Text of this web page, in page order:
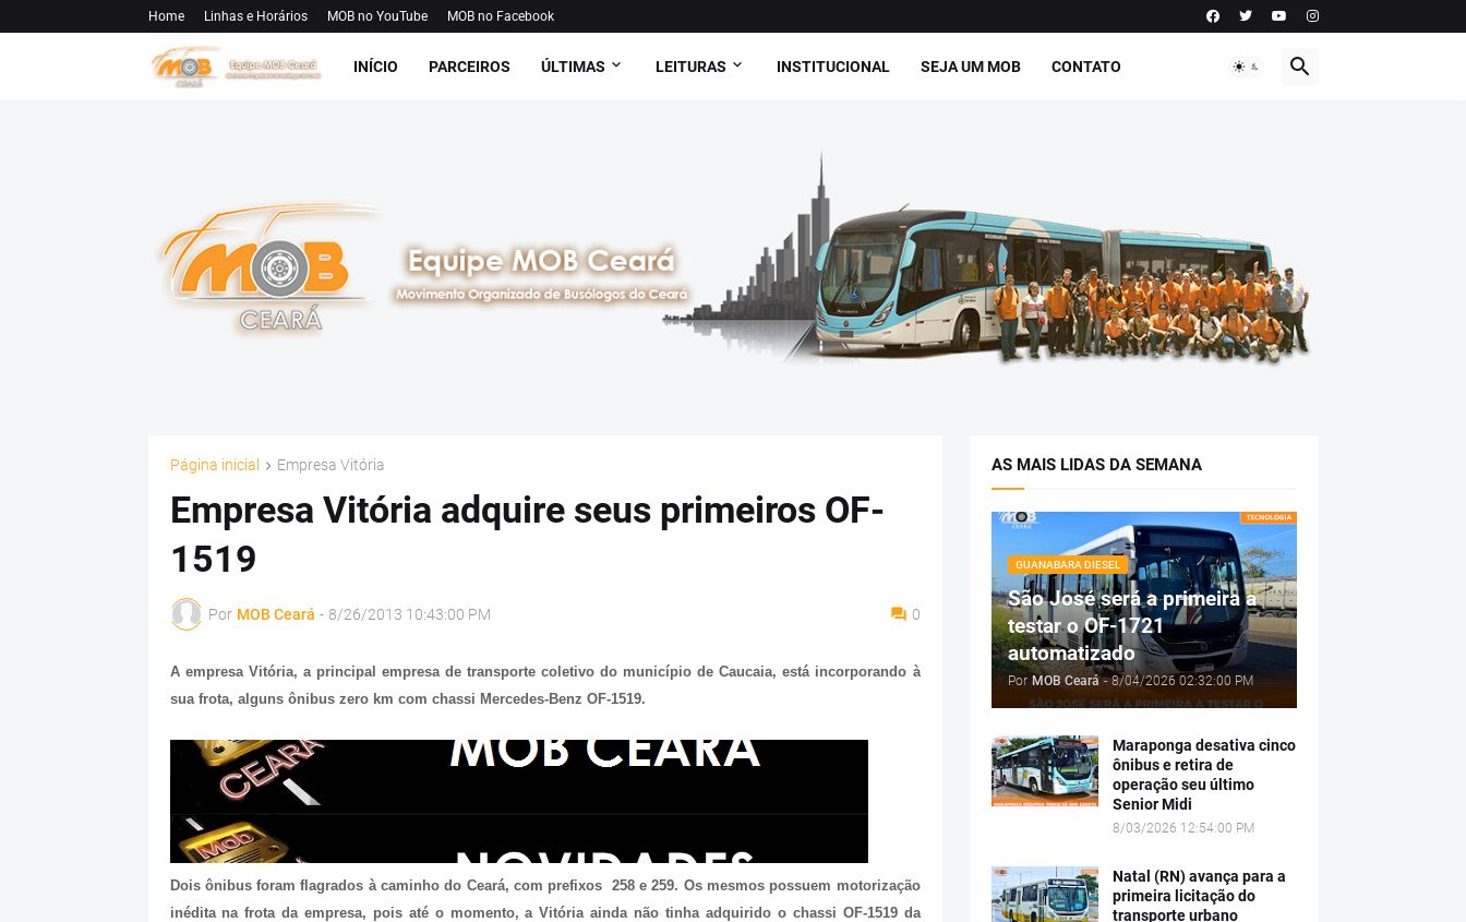
Home Linhas e Horários MOB no YouTube MOB no Facebook
INÍCIO PARCEIROS ÚLTIMAS LEITURAS INSTITUCIONAL SEJA UM MOB CONTATO
Página inicial Empresa Vitória
Empresa Vitória adquire seus primeiros OF-
1519
Por MOB Ceará - 8/26/2013 10:43:00 PM 0
A empresa Vitória, a principal empresa de transporte coletivo do município de Caucaia, está incorporando à
sua frota, alguns ônibus zero km com chassi Mercedes-Benz OF-1519.
Dois ônibus foram flagrados à caminho do Ceará, com prefixos 258 e 259. Os mesmos possuem motorização
inédita na frota da empresa, pois até o momento, a Vitória ainda não tinha adquirido o chassi OF-1519 da
AS MAIS LIDAS DA SEMANA
GUANABARA DIESEL
São José será a primeira a
testar o OF-1721
automatizado
Por MOB Ceará - 8/04/2026 02:32:00 PM
Maraponga desativa cinco
ônibus e retira de
operação seu último
Senior Midi
8/03/2026 12:54:00 PM
Natal (RN) avança para a
primeira licitação do
transporte urbano